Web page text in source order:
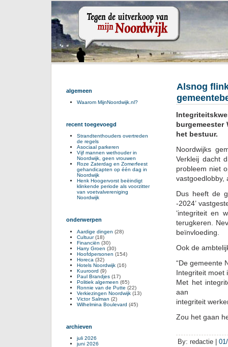
Alsnog
burgemeester
het bestuur.
Noordwijks
Verkleij dacht
probleem niet
vastgoedlobby,
Dus heeft de
-2024’
‘integriteit en
terugkeren.
beïnvloeding.
Ook de
“De gemeente
Integriteit moet
Met het
aan
integriteit
Zou het gaan
By: redactie |
algemeen
Waarom MijnNoordwijk.nl?
recent toegevoegd
Strandtenthouders overtreden
de regels
Asociaal parkeren
Vijf mannen wethouder in
Noordwijk, geen vrouwen
Roze Zaterdag en Zomerfeest
gehandicapten op één dag in
Noordwijk
Henk Hoogervorst beëindigt
klinkende periode als voorzitter
van voetvalvereniging
Noordwijk
onderwerpen
Aardige dingen (28)
Cultuur(18)
Financiën (30)
Harry Groen (30)
Hoofdpersonen (154)
Horeca (32)
Hotels Noordwijk (16)
Kuuroord (9)
Paul Brandjes (17)
Politiek algemeen (65)
Ronnie van de Putte (22)
Verkiezingen Noordwijk (13)
Victor Salman (2)
Wilhelmina Boulevard (45)
archieven
juli 2026
juni 2026